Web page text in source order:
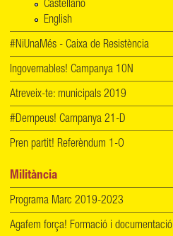
Castellano
English
#NiUnaMés - Caixa de Resistència
Ingovernables! Campanya 10N
Atreveix-te: municipals 2019
#Dempeus! Campanya 21-D
Pren partit! Referèndum 1-O
Militància
Programa Marc 2019-2023
Agafem força! Formació i documentació